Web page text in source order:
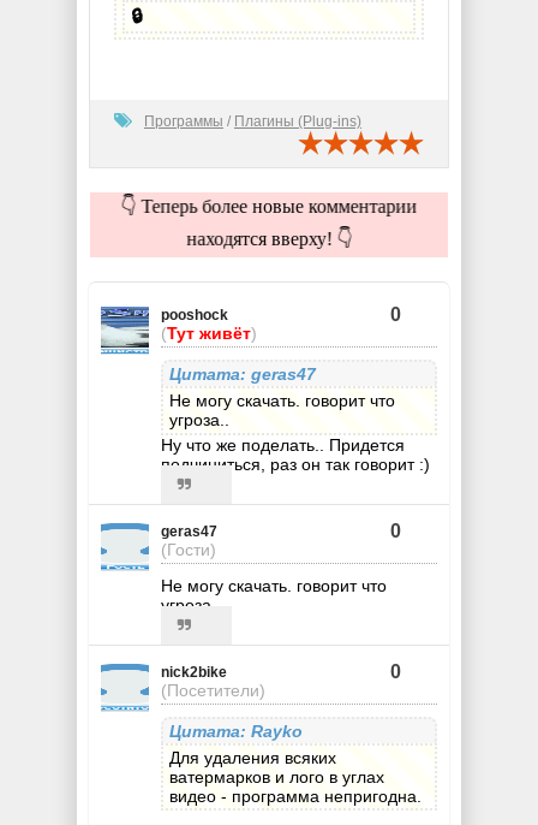
🔒
Программы / Плагины (Plug-ins)
👇 Теперь более новые комментарии
находятся вверху! 👇
pooshock
(Тут живёт)
0
Цитата: geras47
Не могу скачать. говорит что
угроза..
Ну что же поделать.. Придется
подчиниться, раз он так говорит :)
geras47
(Гости)
0
Не могу скачать. говорит что
угроза..
nick2bike
(Посетители)
0
Цитата: Rayko
Для удаления всяких
ватермарков и лого в углах
видео - программа непригодна.